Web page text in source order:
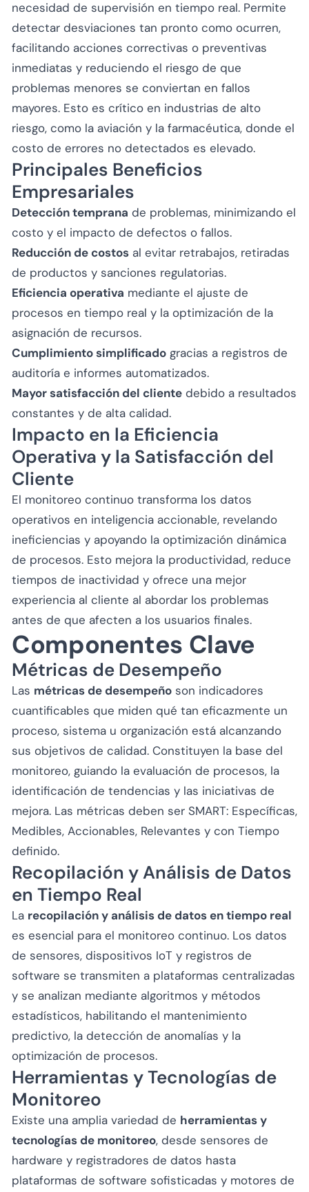
necesidad de supervisión en tiempo real. Permite
detectar desviaciones tan pronto como ocurren,
facilitando acciones correctivas o preventivas
inmediatas y reduciendo el riesgo de que
problemas menores se conviertan en fallos
mayores. Esto es crítico en industrias de alto
riesgo, como la aviación y la farmacéutica, donde el
costo de errores no detectados es elevado.
Principales Beneficios
Empresariales
Detección temprana de problemas, minimizando el
costo y el impacto de defectos o fallos.
Reducción de costos al evitar retrabajos, retiradas
de productos y sanciones regulatorias.
Eficiencia operativa mediante el ajuste de
procesos en tiempo real y la optimización de la
asignación de recursos.
Cumplimiento simplificado gracias a registros de
auditoría e informes automatizados.
Mayor satisfacción del cliente debido a resultados
constantes y de alta calidad.
Impacto en la Eficiencia
Operativa y la Satisfacción del
Cliente
El monitoreo continuo transforma los datos
operativos en inteligencia accionable, revelando
ineficiencias y apoyando la optimización dinámica
de procesos. Esto mejora la productividad, reduce
tiempos de inactividad y ofrece una mejor
experiencia al cliente al abordar los problemas
antes de que afecten a los usuarios finales.
Componentes Clave
Métricas de Desempeño
Las métricas de desempeño son indicadores
cuantificables que miden qué tan eficazmente un
proceso, sistema u organización está alcanzando
sus objetivos de calidad. Constituyen la base del
monitoreo, guiando la evaluación de procesos, la
identificación de tendencias y las iniciativas de
mejora. Las métricas deben ser SMART: Específicas,
Medibles, Accionables, Relevantes y con Tiempo
definido.
Recopilación y Análisis de Datos
en Tiempo Real
La recopilación y análisis de datos en tiempo real
es esencial para el monitoreo continuo. Los datos
de sensores, dispositivos IoT y registros de
software se transmiten a plataformas centralizadas
y se analizan mediante algoritmos y métodos
estadísticos, habilitando el mantenimiento
predictivo, la detección de anomalías y la
optimización de procesos.
Herramientas y Tecnologías de
Monitoreo
Existe una amplia variedad de herramientas y
tecnologías de monitoreo, desde sensores de
hardware y registradores de datos hasta
plataformas de software sofisticadas y motores de